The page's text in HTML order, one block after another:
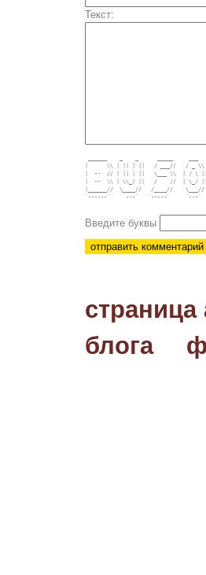
Текст:
|      \\ | || | ||   / ___//   / _
|  --  // | || | ||   \___ \\  | / \
|  --  \\ | \\_/ ||   /    //  |
|______//  \____//   /____//
`------`    `---`   `-----`
Введите буквы
страница
блога